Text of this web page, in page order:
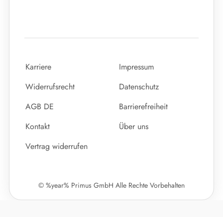
Karriere
Impressum
Widerrufsrecht
Datenschutz
AGB DE
Barrierefreiheit
Kontakt
Über uns
Vertrag widerrufen
© %year% Primus GmbH Alle Rechte Vorbehalten